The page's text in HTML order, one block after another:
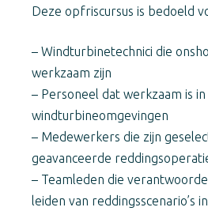
Deze opfriscursus is bedoeld
– Windturbinetechnici die
werkzaam zijn
– Personeel dat werkzaam is in
windturbineomgevingen
– Medewerkers die zijn
geavanceerde
– Teamleden die
leiden van reddingsscenario’s in